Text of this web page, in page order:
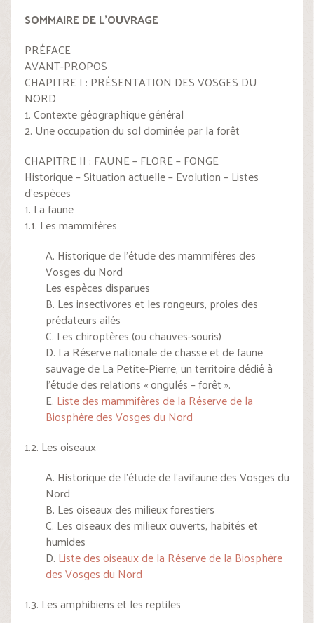
SOMMAIRE DE L’OUVRAGE
PRÉFACE
AVANT-PROPOS
CHAPITRE I : PRÉSENTATION DES VOSGES DU
NORD
1. Contexte géographique général
2. Une occupation du sol dominée par la forêt
CHAPITRE II : FAUNE – FLORE – FONGE
Historique – Situation actuelle – Evolution – Listes
d’espèces
1. La faune
1.1. Les mammifères
A. Historique de l’étude des mammifères des
Vosges du Nord
Les espèces disparues
B. Les insectivores et les rongeurs, proies des
prédateurs ailés
C. Les chiroptères (ou chauves-souris)
D. La Réserve nationale de chasse et de faune
sauvage de La Petite-Pierre, un territoire dédié à
l’étude des relations « ongulés – forêt ».
E. Liste des mammifères de la Réserve de la
Biosphère des Vosges du Nord
1.2. Les oiseaux
A. Historique de l’étude de l’avifaune des Vosges du
Nord
B. Les oiseaux des milieux forestiers
C. Les oiseaux des milieux ouverts, habités et
humides
D. Liste des oiseaux de la Réserve de la Biosphère
des Vosges du Nord
1.3. Les amphibiens et les reptiles